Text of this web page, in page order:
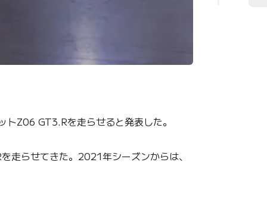
Z06 GT3.Rを走らせると発表した。
走らせてきた。2021年シーズンからは、